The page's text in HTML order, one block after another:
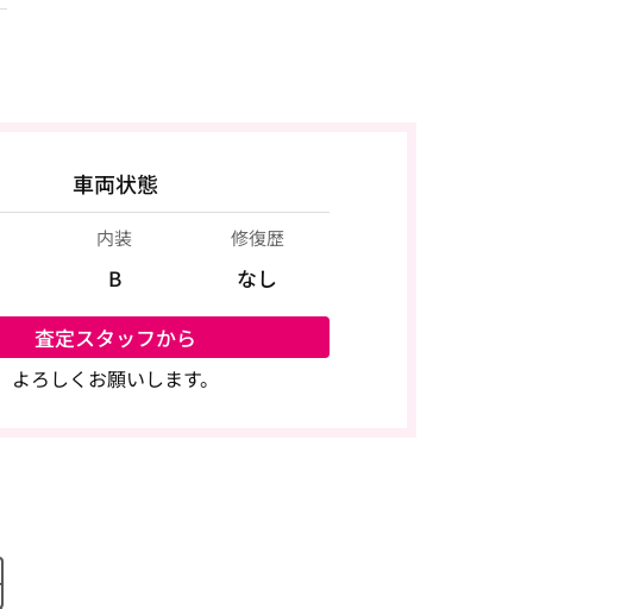
車両状態
内装
B
修復歴
なし
査定スタッフから
よろしくお願いします。